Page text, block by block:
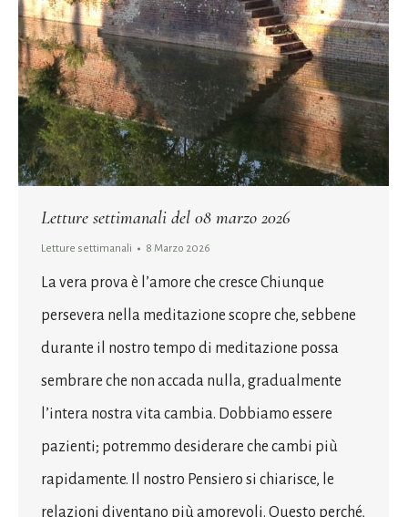
Letture settimanali del 08 marzo 2026
Letture settimanali 8 Marzo 2026
La vera prova è l’amore che cresce Chiunque
persevera nella meditazione scopre che, sebbene
durante il nostro tempo di meditazione possa
sembrare che non accada nulla, gradualmente
l’intera nostra vita cambia. Dobbiamo essere
pazienti; potremmo desiderare che cambi più
rapidamente. Il nostro Pensiero si chiarisce, le
relazioni diventano più amorevoli. Questo perché,